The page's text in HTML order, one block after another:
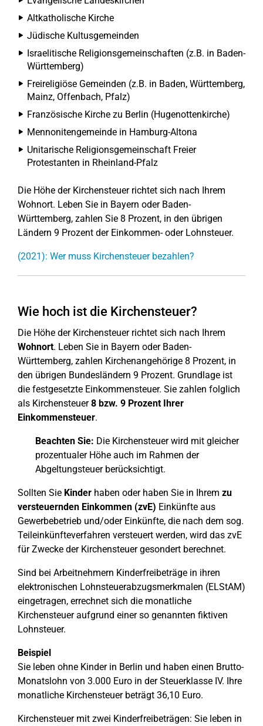
Altkatholische Kirche
Jüdische Kultusgemeinden
Israelitische Religionsgemeinschaften (z.B. in Baden-
Württemberg)
Freireligiöse Gemeinden (z.B. in Baden, Württemberg,
Mainz, Offenbach, Pfalz)
Französische Kirche zu Berlin (Hugenottenkirche)
Mennonitengemeinde in Hamburg-Altona
Unitarische Religionsgemeinschaft Freier
Protestanten in Rheinland-Pfalz
Die Höhe der Kirchensteuer richtet sich nach Ihrem
Wohnort. Leben Sie in Bayern oder Baden-
Württemberg, zahlen Sie 8 Prozent, in den übrigen
Ländern 9 Prozent der Einkommen- oder Lohnsteuer.
(2021): Wer muss Kirchensteuer bezahlen?
Wie hoch ist die Kirchensteuer?
Die Höhe der Kirchensteuer richtet sich nach Ihrem
Wohnort. Leben Sie in Bayern oder Baden-
Württemberg, zahlen Kirchenangehörige 8 Prozent, in
den übrigen Bundesländern 9 Prozent. Grundlage ist
die festgesetzte Einkommensteuer. Sie zahlen folglich
als Kirchensteuer8 bzw. 9 Prozent Ihrer
Einkommensteuer.
Beachten Sie: Die Kirchensteuer wird mit gleicher
prozentualer Höhe auch im Rahmen der
Abgeltungsteuer berücksichtigt.
Sollten Sie Kinder haben oder haben Sie in Ihrem zu
versteuernden Einkommen (zvE) Einkünfte aus
Gewerbebetrieb und/oder Einkünfte, die nach dem sog.
Teileinkünfteverfahren versteuert werden, wird das zvE
für Zwecke der Kirchensteuer gesondert berechnet.
Sind bei Arbeitnehmern Kinderfreibeträge in ihren
elektronischen Lohnsteuerabzugsmerkmalen (ELStAM)
eingetragen, errechnet sich die monatliche
Kirchensteuer aufgrund einer so genannten fiktiven
Lohnsteuer.
Beispiel
Sie leben ohne Kinder in Berlin und haben einen Brutto-
Monatslohn von 3.000 Euro in der Steuerklasse IV. Ihre
monatliche Kirchensteuer beträgt 36,10 Euro.
Kirchensteuer mit zwei Kinderfreibeträgen: Sie leben in